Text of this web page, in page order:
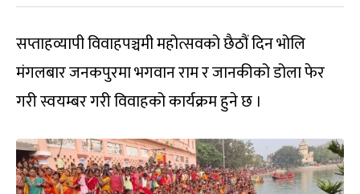
सप्ताहव्यापी विवाहपञ्चमी महोत्सवको छैठौं दिन भोलि
मंगलबार जनकपुरमा भगवान राम र जानकीको डोला फेर
गरी स्वयम्बर गरी विवाहको कार्यक्रम हुने छ ।